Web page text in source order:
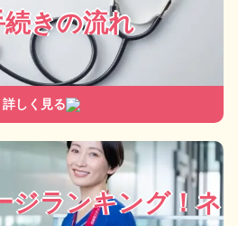
続きの流れ
詳しく見る
ジランキング！ネ